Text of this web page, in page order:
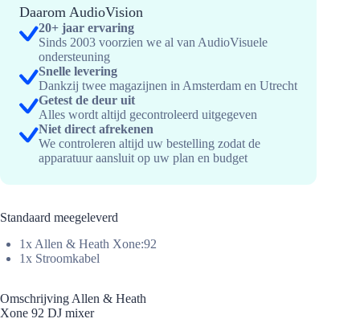
mixer
hoeveelheid
Daarom AudioVision
20+ jaar ervaring
Sinds 2003 voorzien we al van AudioVisuele
ondersteuning
Snelle levering
Dankzij twee magazijnen in Amsterdam en Utrecht
Getest de deur uit
Alles wordt altijd gecontroleerd uitgegeven
Niet direct afrekenen
We controleren altijd uw bestelling zodat de
apparatuur aansluit op uw plan en budget
Standaard meegeleverd
1x Allen & Heath Xone:92
1x Stroomkabel
Omschrijving Allen & Heath
Xone 92 DJ mixer